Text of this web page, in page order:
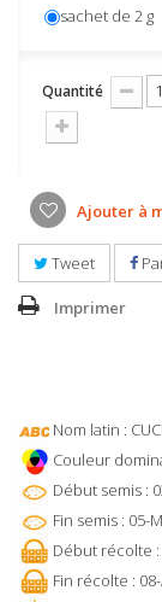
sachet de 2 g
Quantité
Ajouter à
Tweet
Imprimer
Nom latin :
Couleur
Début semis :
Fin semis : 05-
Début récolte :
Fin récolte :